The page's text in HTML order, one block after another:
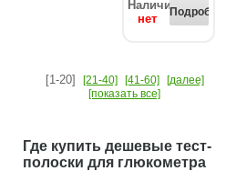
Наличие:
нет
[1-20] [21-40] [41-60]
[далее]
[показать все]
Где купить дешевые тест-
полоски для глюкометра